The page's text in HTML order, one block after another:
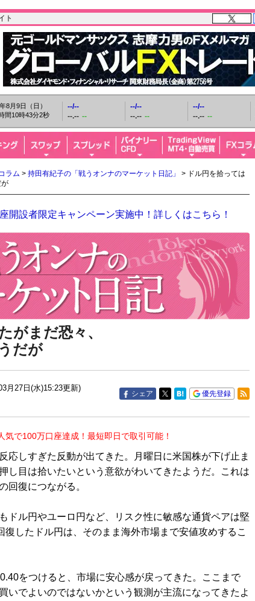
ト
8月9日（日）
間10時43分3秒
--/--
--.-- --
--/--
--.-- --
--/--
--.-- --
ラム > 持田有紀子の「戦うオンナのマーケット日記」
> ドル円を拾っては
開設者限定キャンペーン実施中！詳しくはこちら！
がまだ恐々、
だが
月27日(水)15:23更新)
シェア 優先登録
気で100万口座達成！最短即日で取引可能！
しすぎた反動が出てきた。月曜日に米国株が下げ止ま
し目は拾いたいという意欲がわいてきたようだ。これは
回復につながる。
ドル円やユーロ円など、リスク性に敏感な通貨ペアは堅
したドル円は、そのまま海外市場まで安値攻めするこ
をつけると、市場に安心感が戻ってきた。ここまで
いでよいのではないかという観測が主流になってきたよ